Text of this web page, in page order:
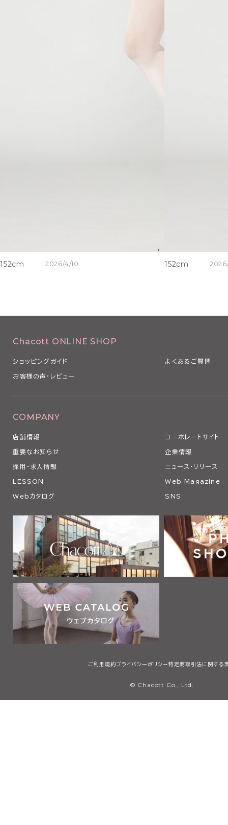
152cm 2026/4/10 152cm
Chacott ONLINE SHOP
ショッピングガイド よくあるご質問
お客様の声・レビュー
COMPANY
店舗情報 コーポレートサイト
重要なお知らせ 企業情報
採用・求人情報 ニュース・リリース
LESSON Web Magazine
Webカタログ SNS
ご利用規約プライバシーポリシー 特定商取引法に関する
© Chacott Co., Ltd.